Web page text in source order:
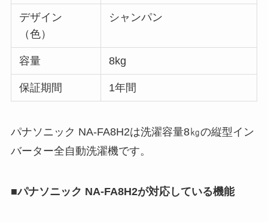
デザイン
（色）
シャンパン
容量 8kg
保証期間 1年間
パナソニック NA-FA8H2は洗濯容量8㎏の縦型イン
バーター全自動洗濯機です。
■パナソニック NA-FA8H2が対応している機能